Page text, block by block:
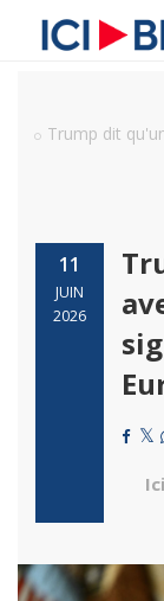
Trump dit
11
JUIN
2026